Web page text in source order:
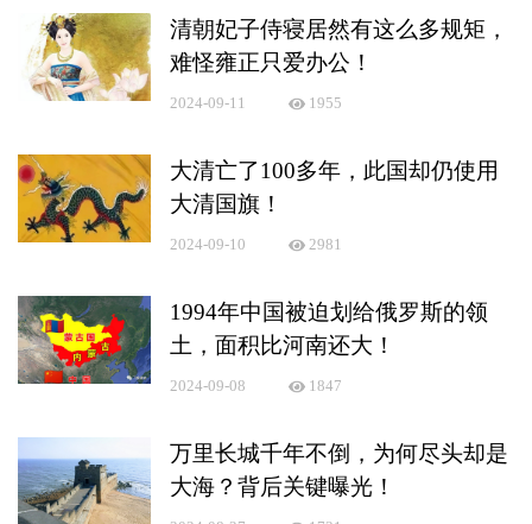
清朝妃子侍寝居然有这么多规矩，
难怪雍正只爱办公！
2024-09-11 1955
大清亡了100多年，此国却仍使用
大清国旗！
2024-09-10 2981
1994年中国被迫划给俄罗斯的领
土，面积比河南还大！
2024-09-08 1847
万里长城千年不倒，为何尽头却是
大海？背后关键曝光！